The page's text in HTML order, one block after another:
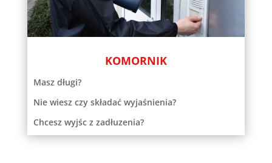
KOMORNIK
Masz długi?
Nie wiesz czy składać wyjaśnienia?
Chcesz wyjśc z zadłuzenia?